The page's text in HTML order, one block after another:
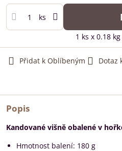
ks
1 ks x 0.18 kg
Přidat k Oblíbeným Dotaz
Popis
Kandované višně obalené v
Hmotnost balení: 180 g